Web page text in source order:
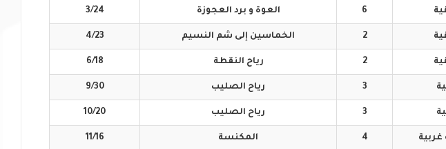
6 العوة و برد العجوزة 3/24
2 الخماسين إلى شم النسيم 4/23
2 رياح النقطة 6/18
3 رياح الصليب 9/30
3 رياح الصليب 10/20
غربية 4 المكنسة 11/16